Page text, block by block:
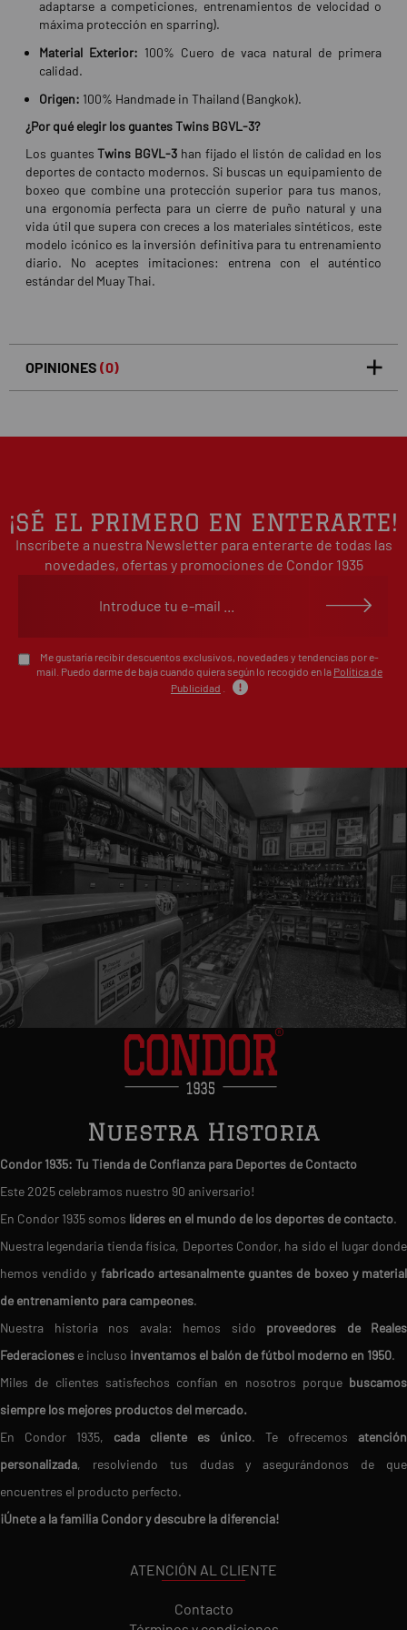
adaptarse a competiciones, entrenamientos de velocidad o
máxima protección en sparring).
Material Exterior: 100% Cuero de vaca natural de primera
calidad.
Origen: 100% Handmade in Thailand (Bangkok).
¿Por qué elegir los guantes Twins BGVL-3?
Los guantesTwins BGVL-3 han fijado el listón de calidad en los
deportes de contacto modernos. Si buscas un equipamiento de
boxeo que combine una protección superior para tus manos,
una ergonomía perfecta para un cierre de puño natural y una
vida útil que supera con creces a los materiales sintéticos, este
modelo icónico es la inversión definitiva para tu entrenamiento
diario. No aceptes imitaciones: entrena con el auténtico
estándar del Muay Thai.
OPINIONES (0)
5
4
0%
estrellas
0%
1
estrellas 0%
¡SÉ EL PRIMERO EN ENTERARTE!
Inscríbete a nuestra Newsletter para enterarte de todas las
novedades, ofertas y promociones de Condor 1935
Me gustaría recibir descuentos exclusivos, novedades y tendencias por e-
mail. Puedo darme de baja cuando quiera según lo recogido en la Política de
Publicidad
Nuestra Historia
Condor 1935: Tu Tienda de Confianza para Deportes de Contacto
Este 2025 celebramos nuestro 90 aniversario!
En Condor 1935 somos líderes en el mundo de los deportes de contacto.
Nuestra legendaria tienda física, Deportes Condor, ha sido el lugar donde
hemos vendido y fabricado artesanalmente guantes de boxeo y material
de entrenamiento para campeones.
Nuestra historia nos avala: hemos sido proveedores de Reales
Federaciones e incluso inventamos el balón de fútbol moderno en 1950.
Miles de clientes satisfechos confían en nosotros porque buscamos
siempre los mejores productos del mercado.
En Condor 1935, cada cliente es único. Te ofrecemos atención
personalizada, resolviendo tus dudas y asegurándonos de que
encuentres el producto perfecto.
¡Únete a la familia Condor y descubre la diferencia!
ATENCIÓN AL CLIENTE
Contacto